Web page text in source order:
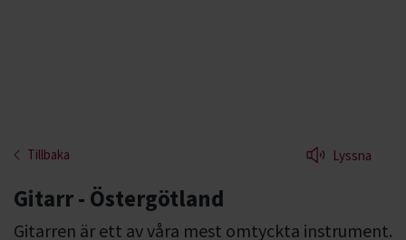
Tillbaka Lyssna
Gitarr - Östergötland
Gitarren är ett av våra mest omtyckta instrument.